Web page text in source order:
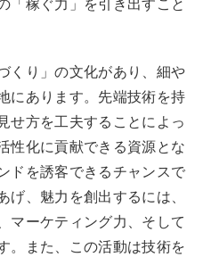
くり」の文化があり、細や
にあります。先端技術を持
せ方を工夫することによっ
性化に貢献できる資源とな
ドを誘客できるチャンスで
、魅力を創出するには、
マーケティング力、そして
。また、この活動は技術を